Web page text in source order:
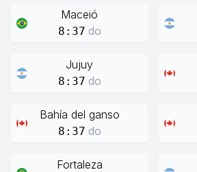
Maceió
8:37 do
Jujuy
8:37 do
Bahía del ganso
8:37 do
Fortaleza